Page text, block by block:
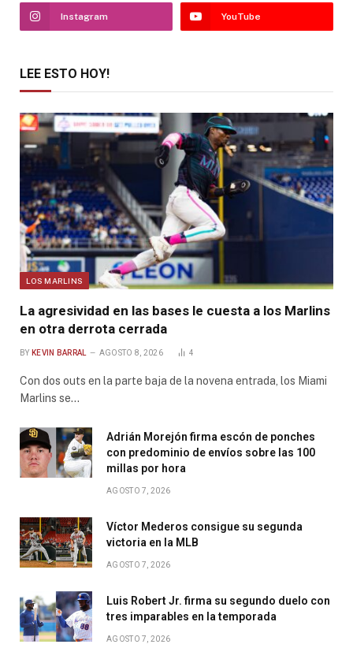
Instagram YouTube
LEE ESTO HOY!
LOS MARLINS
La agresividad en las bases le cuesta a los Marlins
en otra derrota cerrada
BY KEVIN BARRAL AGOSTO 8, 2026 4
Con dos outs en la parte baja de la novena entrada, los Miami
Marlins se…
Adrián Morejón firma escón de ponches
con predominio de envíos sobre las 100
millas por hora
AGOSTO 7, 2026
Víctor Mederos consigue su segunda
victoria en la MLB
AGOSTO 7, 2026
Luis Robert Jr. firma su segundo duelo con
tres imparables en la temporada
AGOSTO 7, 2026